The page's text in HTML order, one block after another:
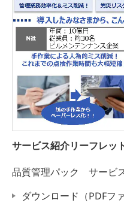
サービス紹介リーフレッ
品質管理パック サービ
ダウンロード（PDFフ